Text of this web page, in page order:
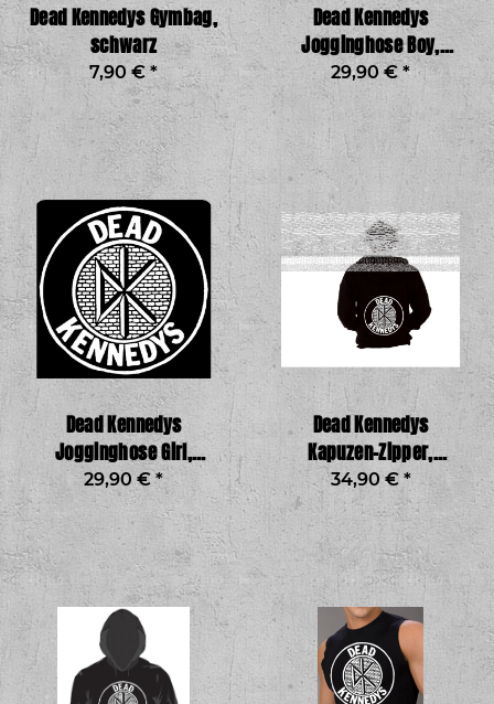
Dead Kennedys Gymbag,
schwarz
7,90 € *
Dead Kennedys
Jogginghose Boy,
schwarz
29,90 €*
Dead Kennedys
Jogginghose Girl,
schwarz
29,90 €*
Dead Kennedys
Kapuzen-Zipper,
schwarz
34,90 € *